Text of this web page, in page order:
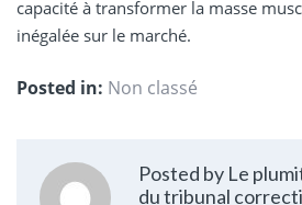
capacité à transformer la masse
inégalée sur le marché.
Posted in: Non classé
Posted by Le
du tribunal